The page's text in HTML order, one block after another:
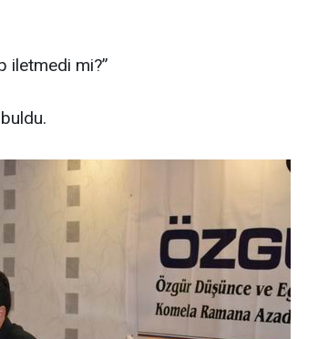
iletmedi mi?”